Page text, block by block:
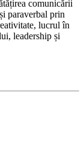
comunicării
paraverbal prin
lucrul în
leadership și